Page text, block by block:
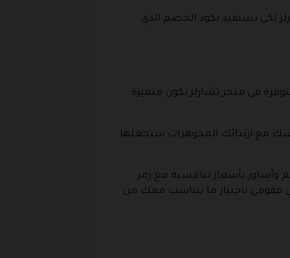
لكي تستفيد بكود الخصم الذي
في متجر تشارلز تكون متميزة
مع ارتدائك المجوهرات سيجعلها
وأساور بأسعار تنافسية مع رمز
فقومي باختيار ما يتناسب معك من